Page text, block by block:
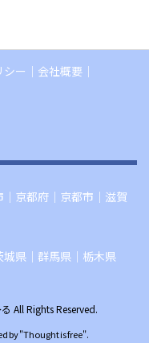
ー
会社概要
｜ 京都府 ｜ 京都市 ｜ 滋賀
城県 ｜ 群馬県 ｜ 栃木県
All Rights Reserved.
by "Thought is free".